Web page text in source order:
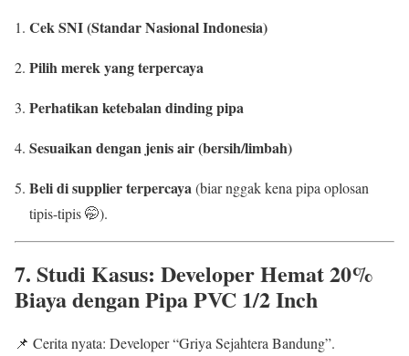
Cek SNI (Standar Nasional Indonesia)
Pilih merek yang terpercaya
Perhatikan ketebalan dinding pipa
Sesuaikan dengan jenis air (bersih/limbah)
Beli di supplier terpercaya(biar nggak kena pipa oplosan
tipis-tipis 🤭).
7. Studi Kasus: Developer Hemat 20%
Biaya dengan Pipa PVC 1/2 Inch
📌 Cerita nyata: Developer “Griya Sejahtera Bandung”.